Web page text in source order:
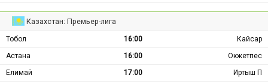
Казахстан: Премьер-лига
Тобол 16:00
Кайсар
Астана
16:00
Окжетпес
Елимай
17:00
Иртыш П